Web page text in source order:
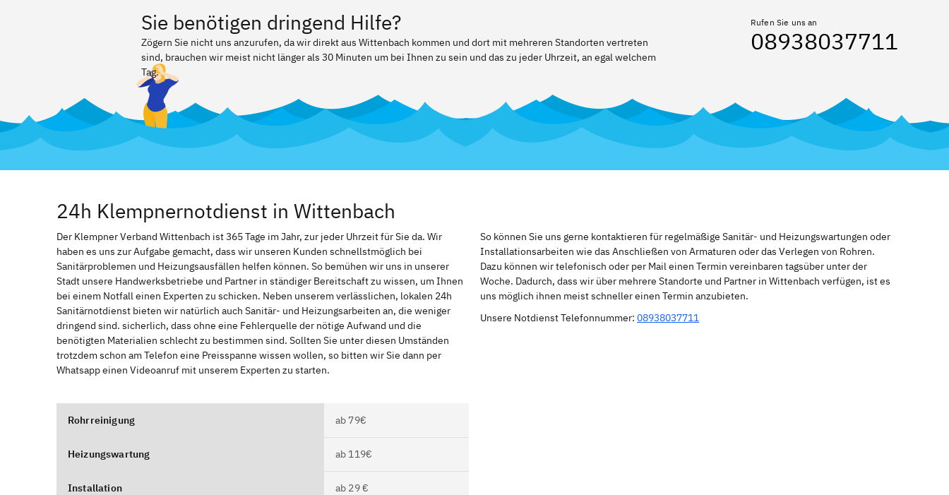
Sie benötigen dringend Hilfe?
Zögern Sie nicht uns anzurufen, da wir direkt aus Wittenbach kommen und dort mit mehreren Standorten vertreten
sind, brauchen wir meist nicht länger als 30 Minuten um bei Ihnen zu sein und das zu jeder Uhrzeit, an egal welchem
Tag.
Rufen Sie uns an
08938037711
24h Klempnernotdienst in Wittenbach
Der Klempner Verband Wittenbach ist 365 Tage im Jahr, zur jeder Uhrzeit für Sie da. Wir
haben es uns zur Aufgabe gemacht, dass wir unseren Kunden schnellstmöglich bei
Sanitärproblemen und Heizungsausfällen helfen können. So bemühen wir uns in unserer
Stadt unsere Handwerksbetriebe und Partner in ständiger Bereitschaft zu wissen, um Ihnen
bei einem Notfall einen Experten zu schicken. Neben unserem verlässlichen, lokalen 24h
Sanitärnotdienst bieten wir natürlich auch Sanitär- und Heizungsarbeiten an, die weniger
dringend sind. sicherlich, dass ohne eine Fehlerquelle der nötige Aufwand und die
benötigten Materialien schlecht zu bestimmen sind. Sollten Sie unter diesen Umständen
trotzdem schon am Telefon eine Preisspanne wissen wollen, so bitten wir Sie dann per
Whatsapp einen Videoanruf mit unserem Experten zu starten.
So können Sie uns gerne kontaktieren für regelmäßige Sanitär- und Heizungswartungen oder
Installationsarbeiten wie das Anschließen von Armaturen oder das Verlegen von Rohren.
Dazu können wir telefonisch oder per Mail einen Termin vereinbaren tagsüber unter der
Woche. Dadurch, dass wir über mehrere Standorte und Partner in Wittenbach verfügen, ist es
uns möglich ihnen meist schneller einen Termin anzubieten.
Unsere Notdienst Telefonnummer: 08938037711
Rohrreinigung ab 79€
Heizungswartung ab 119€
Installation ab 29 €